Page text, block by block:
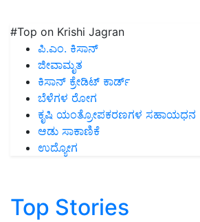
#Top on Krishi Jagran
ಪಿ.ಎಂ. ಕಿಸಾನ್
ಜೀವಾಮೃತ
ಕಿಸಾನ್ ಕ್ರೇಡಿಟ್ ಕಾರ್ಡ್
ಬೆಳೆಗಳ ರೋಗ
ಕೃಷಿ ಯಂತ್ರೋಪಕರಣಗಳ ಸಹಾಯಧನ
ಆಡು ಸಾಕಾಣಿಕೆ
ಉದ್ಯೋಗ
Top Stories